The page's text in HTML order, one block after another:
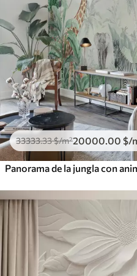
33333.33$/m²20000 .00 $/
Panorama de la jungla con